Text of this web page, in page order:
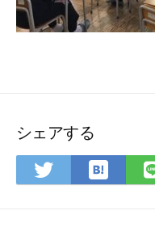
シェアする
Twitter
で
は
て